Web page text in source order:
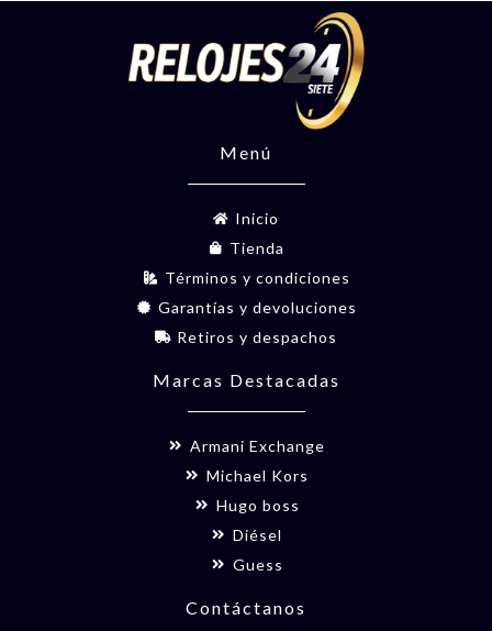
Menú
Inicio
Tienda
Términos y condiciones
Garantías y devoluciones
Retiros y despachos
Marcas Destacadas
Armani Exchange
Michael Kors
Hugo boss
Diésel
Guess
Contáctanos